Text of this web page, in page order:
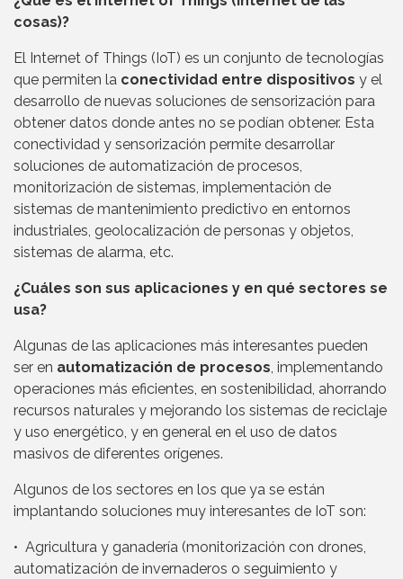
cosas)?
El Internet of Things (IoT) es un conjunto de tecnologías
que permiten la conectividad entre dispositivos y el
desarrollo de nuevas soluciones de sensorización para
obtener datos donde antes no se podían obtener. Esta
conectividad y sensorización permite desarrollar
soluciones de automatización de procesos,
monitorización de sistemas, implementación de
sistemas de mantenimiento predictivo en entornos
industriales, geolocalización de personas y objetos,
sistemas de alarma, etc.
¿Cuáles son sus aplicaciones y en qué sectores se
usa?
Algunas de las aplicaciones más interesantes pueden
ser en automatización de procesos, implementando
operaciones más eficientes, en sostenibilidad, ahorrando
recursos naturales y mejorando los sistemas de reciclaje
y uso energético, y en general en el uso de datos
masivos de diferentes orígenes.
Algunos de los sectores en los que ya se están
implantando soluciones muy interesantes de IoT son:
• Agricultura y ganadería (monitorización con drones,
automatización de invernaderos o seguimiento y